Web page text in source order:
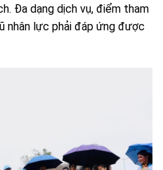
Đa dạng dịch vụ, điểm tham
nhân lực phải đáp ứng được